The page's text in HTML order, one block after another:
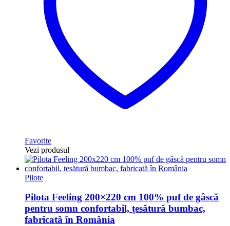
Favorite
Vezi produsul
Pilote
Pilota Feeling 200×220 cm 100% puf de gâscă
pentru somn confortabil, țesătură bumbac,
fabricată în România